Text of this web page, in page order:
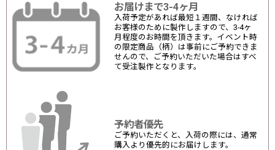
お届けまで3-4ヶ月
入荷予定があれば最短１週間、なければ
お客様のために製作しますので、3-4ヶ
月程度のお時間を頂きます。イベント時
の限定商品（柄）は事前にご予約できま
せんので、ご予約いただいた場合はすべ
て受注製作となります。
予約者優先
ご予約いただくと、入荷の際には、通常
購入より優先的にお届けします。